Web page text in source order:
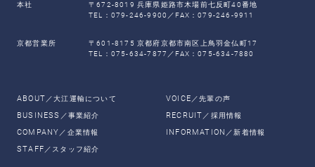
本社
〒672-8019 兵庫県姫路市木場前七反町40番地
TEL：079-246-9900／FAX：079-246-9911
京都営業所
〒601-8175 京都府京都市南区上鳥羽金仏町17
TEL：075-634-7877／FAX：075-634-7880
ABOUT ／大江運輸について VOICE ／先輩の声
BUSINESS ／事業紹介 RECRUIT ／採用情報
COMPANY ／企業情報 INFORMATION ／新着情報
STAFF ／スタッフ紹介